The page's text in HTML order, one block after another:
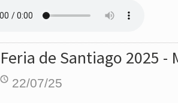
Feria de Santiago 2025 -
22/07/25